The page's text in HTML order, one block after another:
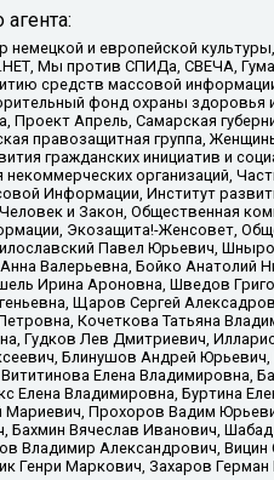
и европейской
Мы против СПИДа, СВЕЧА,
средств массовой
фонд охраны
Проект Апрель, Самарская
правозащитная группа,
гражданских инициатив и
организаций,
Информации, Институт
и Закон, Общественная
Экозащита!-Женсовет,
Павел Юрьевич,
Валерьевна, Бойко
Ирина Ароновна, Шведов
Щаров Сергей
Кочеткова Татьяна
Гудков Лев Дмитриевич,
Блинушов Андрей
Елена Владимировна,
Елена Владимировна, Буртина
Прохоров Вадим
Вячеслав Иванович,
Владимир Александрович,
Генри Маркович, Захаров Герман